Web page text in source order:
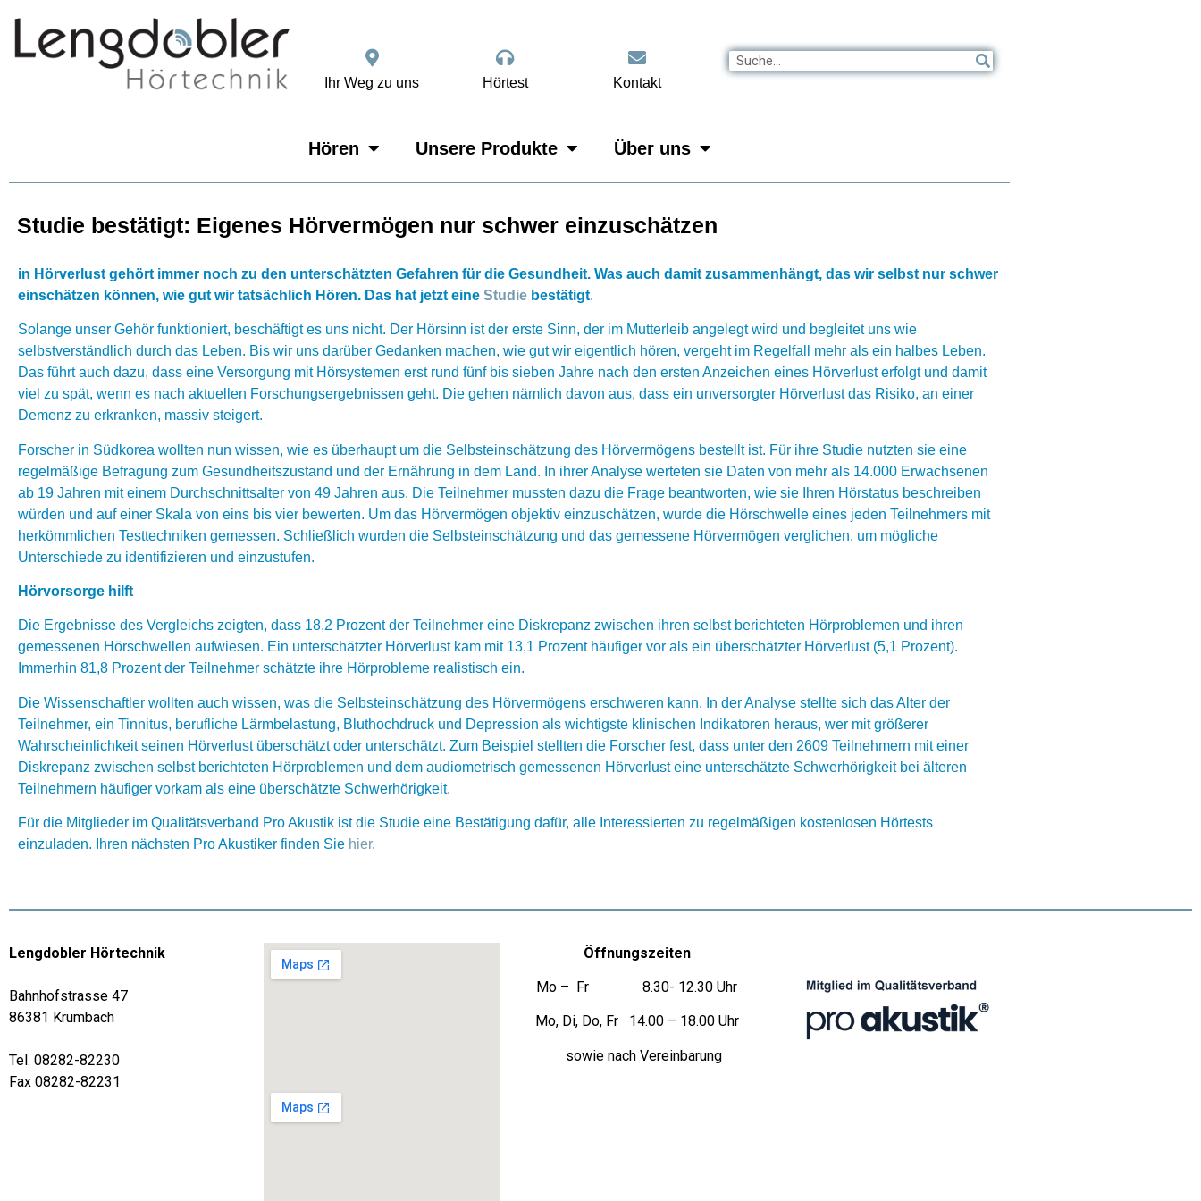
Ihr Weg zu uns Hörtest Kontakt
Hören Unsere Produkte Über uns
Studie bestätigt: Eigenes Hörvermögen nur schwer einzuschätzen
in Hörverlust gehört immer noch zu den unterschätzten Gefahren für die Gesundheit. Was auch damit zusammenhängt, das wir selbst nur schwer
einschätzen können, wie gut wir tatsächlich Hören. Das hat jetzt eine Studie bestätigt.
Solange unser Gehör funktioniert, beschäftigt es uns nicht. Der Hörsinn ist der erste Sinn, der im Mutterleib angelegt wird und begleitet uns wie
selbstverständlich durch das Leben. Bis wir uns darüber Gedanken machen, wie gut wir eigentlich hören, vergeht im Regelfall mehr als ein halbes Leben.
Das führt auch dazu, dass eine Versorgung mit Hörsystemen erst rund fünf bis sieben Jahre nach den ersten Anzeichen eines Hörverlust erfolgt und damit
viel zu spät, wenn es nach aktuellen Forschungsergebnissen geht. Die gehen nämlich davon aus, dass ein unversorgter Hörverlust das Risiko, an einer
Demenz zu erkranken, massiv steigert.
Forscher in Südkorea wollten nun wissen, wie es überhaupt um die Selbsteinschätzung des Hörvermögens bestellt ist. Für ihre Studie nutzten sie eine
regelmäßige Befragung zum Gesundheitszustand und der Ernährung in dem Land. In ihrer Analyse werteten sie Daten von mehr als 14.000 Erwachsenen
ab 19 Jahren mit einem Durchschnittsalter von 49 Jahren aus. Die Teilnehmer mussten dazu die Frage beantworten, wie sie Ihren Hörstatus beschreiben
würden und auf einer Skala von eins bis vier bewerten. Um das Hörvermögen objektiv einzuschätzen, wurde die Hörschwelle eines jeden Teilnehmers mit
herkömmlichen Testtechniken gemessen. Schließlich wurden die Selbsteinschätzung und das gemessene Hörvermögen verglichen, um mögliche
Unterschiede zu identifizieren und einzustufen.
Hörvorsorge hilft
Die Ergebnisse des Vergleichs zeigten, dass 18,2 Prozent der Teilnehmer eine Diskrepanz zwischen ihren selbst berichteten Hörproblemen und ihren
gemessenen Hörschwellen aufwiesen. Ein unterschätzter Hörverlust kam mit 13,1 Prozent häufiger vor als ein überschätzter Hörverlust (5,1 Prozent).
Immerhin 81,8 Prozent der Teilnehmer schätzte ihre Hörprobleme realistisch ein.
Die Wissenschaftler wollten auch wissen, was die Selbsteinschätzung des Hörvermögens erschweren kann. In der Analyse stellte sich das Alter der
Teilnehmer, ein Tinnitus, berufliche Lärmbelastung, Bluthochdruck und Depression als wichtigste klinischen Indikatoren heraus, wer mit größerer
Wahrscheinlichkeit seinen Hörverlust überschätzt oder unterschätzt. Zum Beispiel stellten die Forscher fest, dass unter den 2609 Teilnehmern mit einer
Diskrepanz zwischen selbst berichteten Hörproblemen und dem audiometrisch gemessenen Hörverlust eine unterschätzte Schwerhörigkeit bei älteren
Teilnehmern häufiger vorkam als eine überschätzte Schwerhörigkeit.
Für die Mitglieder im Qualitätsverband Pro Akustik ist die Studie eine Bestätigung dafür, alle Interessierten zu regelmäßigen kostenlosen Hörtests
einzuladen. Ihren nächsten Pro Akustiker finden Sie hier.
Lengdobler Hörtechnik
Bahnhofstrasse 47
86381 Krumbach
Tel. 08282-82230
Fax 08282-82231
Öffnungszeiten
Mo – Fr 8.30- 12.30 Uhr
Mo, Di, Do, Fr 14.00 – 18.00 Uhr
sowie nach Vereinbarung